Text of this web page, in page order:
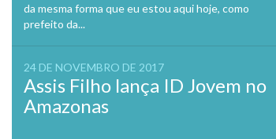
da mesma forma que eu estou aqui hoje, como
prefeito da...
24 DE NOVEMBRO DE 2017
Assis Filho lança ID Jovem no
Amazonas